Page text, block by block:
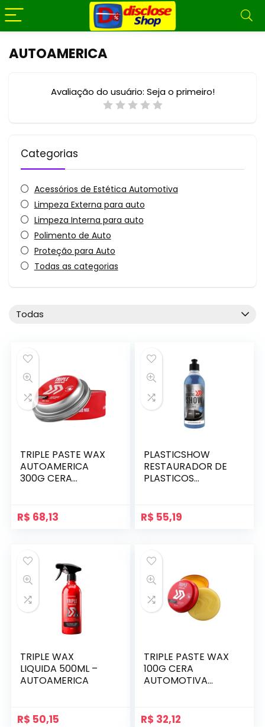
AUTOAMERICA
Avaliação do usuário: Seja o primeiro!
Categorias
Acessórios de Estética Automotiva
Limpeza Externa para auto
Limpeza Interna para auto
Polimento de Auto
Proteção para Auto
Todas as categorias
Todas
TRIPLE PASTE WAX
AUTOAMERICA
300G CERA
R$ 68,13
PLASTICSHOW
RESTAURADOR DE
PLASTICOS
R$ 55,19
TRIPLE WAX
LIQUIDA 500ML –
AUTOAMERICA
R$ 50,15
TRIPLE PASTE WAX
100G CERA
AUTOMOTIVA
R$ 32,12